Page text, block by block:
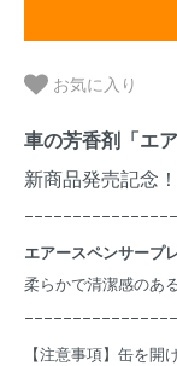
お気に入り
車の芳香剤「エ
新商品発売記念！
ｰｰｰｰｰｰｰｰｰｰｰｰｰｰｰ
エアースペンサープ
柔らかで清潔感のあ
ｰｰｰｰｰｰｰｰｰｰｰｰｰｰｰ
【注意事項】缶を開